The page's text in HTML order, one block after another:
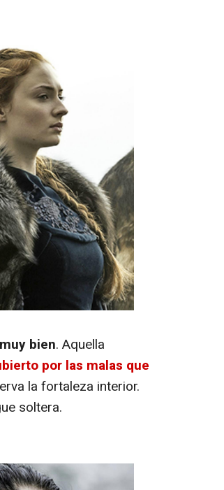
bien. Aquella
por las malas que
la fortaleza interior.
soltera.